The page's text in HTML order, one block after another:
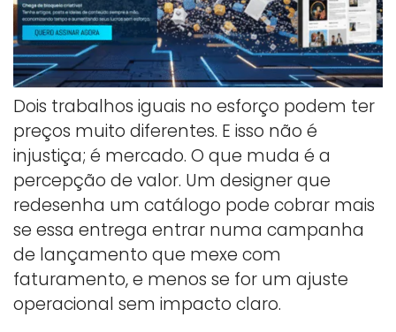
Dois trabalhos iguais no esforço podem ter
preços muito diferentes. E isso não é
injustiça; é mercado. O que muda é a
percepção de valor. Um designer que
redesenha um catálogo pode cobrar mais
se essa entrega entrar numa campanha
de lançamento que mexe com
faturamento, e menos se for um ajuste
operacional sem impacto claro.